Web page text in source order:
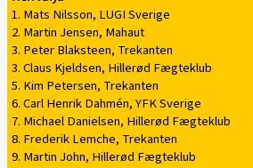
1. Mats Nilsson, LUGI Sverige
2. Martin Jensen, Mahaut
3. Peter Blaksteen, Trekanten
3. Claus Kjeldsen, Hillerød Fægteklub
5. Kim Petersen, Trekanten
6. Carl Henrik Dahmén, YFK Sverige
7. Michael Danielsen, Hillerød Fægteklub
8. Frederik Lemche, Trekanten
9. Martin John, Hillerød Fægteklub